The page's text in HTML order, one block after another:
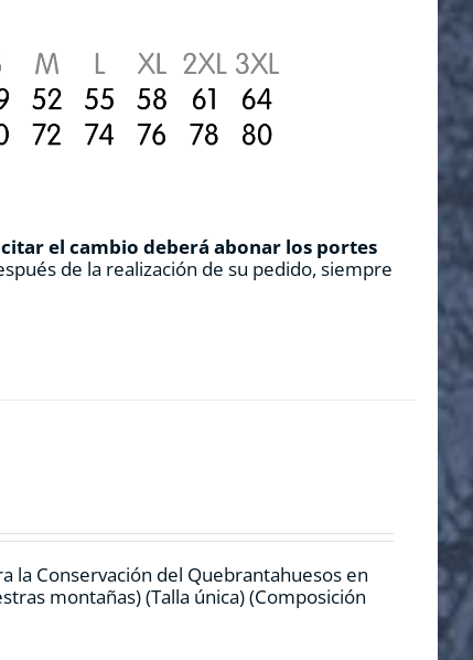
el cambio deberá abonar los portes
de la realización de su pedido, siempre
la Conservación del Quebrantahuesos en
montañas) (Talla única) (Composición